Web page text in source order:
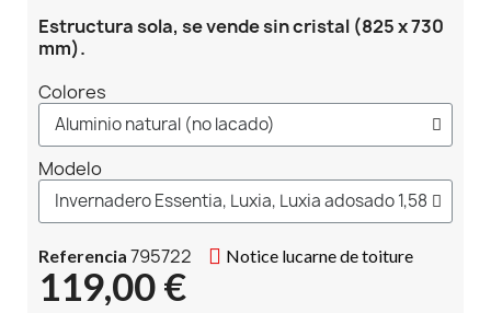
Estructura sola, se vende sin cristal (825 x 730
mm).
Colores
Modelo
Referencia 795722 Notice lucarne de toiture
119,00 €